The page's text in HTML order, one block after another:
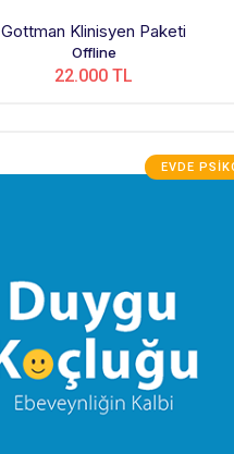
Gottman Klinisyen Paketi
Offline
22.000 TL
EVDE